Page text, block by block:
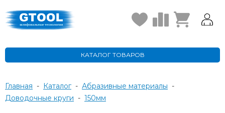
КАТАЛОГ ТОВАРОВ
Главная - Каталог - Абразивные материалы -
Доводочные круги - 150мм